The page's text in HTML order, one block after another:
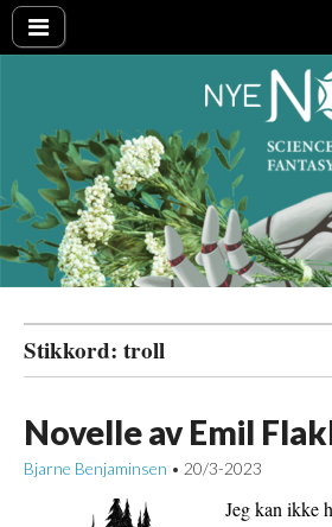
Nye NOVA
Stikkord: troll
Novelle av Emil
Bjarne Benjaminsen • 20/3-2023
Jeg kan ikke